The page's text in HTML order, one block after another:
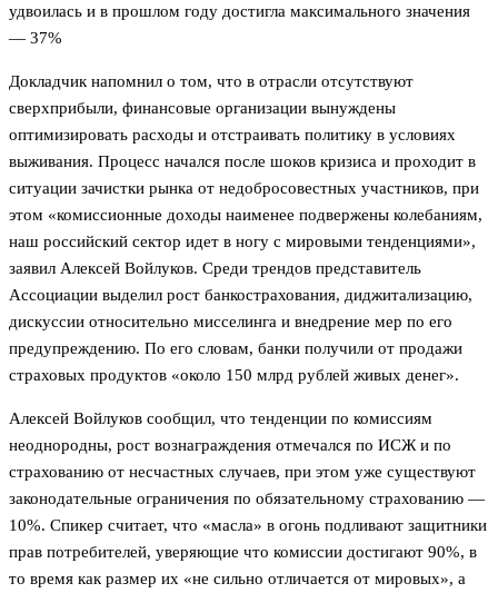
удвоилась и в прошлом году достигла максимального значения
— 37%
Докладчик напомнил о том, что в отрасли отсутствуют
сверхприбыли, финансовые организации вынуждены
оптимизировать расходы и отстраивать политику в условиях
выживания. Процесс начался после шоков кризиса и проходит в
ситуации зачистки рынка от недобросовестных участников, при
этом «комиссионные доходы наименее подвержены колебаниям,
наш российский сектор идет в ногу с мировыми тенденциями»,
заявил Алексей Войлуков. Среди трендов представитель
Ассоциации выделил рост банкострахования, диджитализацию,
дискуссии относительно мисселинга и внедрение мер по его
предупреждению. По его словам, банки получили от продажи
страховых продуктов «около 150 млрд рублей живых денег».
Алексей Войлуков сообщил, что тенденции по комиссиям
неоднородны, рост вознаграждения отмечался по ИСЖ и по
страхованию от несчастных случаев, при этом уже существуют
законодательные ограничения по обязательному страхованию —
10%. Спикер считает, что «масла» в огонь подливают защитники
прав потребителей, уверяющие что комиссии достигают 90%, в
то время как размер их «не сильно отличается от мировых», а